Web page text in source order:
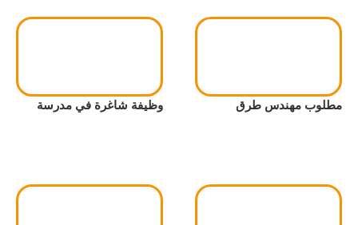
مطلوب مهندس طرق وظيفة شاغرة في مدرسة